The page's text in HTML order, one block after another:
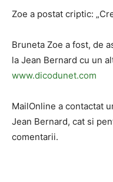
Zoe a postat criptic:
Bruneta Zoe a fost, de
la Jean Bernard cu un
www.dicodunet.com
MailOnline a contactat
Jean Bernard, cat si
comentarii.